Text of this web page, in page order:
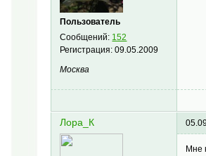
Пользователь
Сообщений: 152
Регистрация:09.05.2009
Москва
Лора_К
Мне